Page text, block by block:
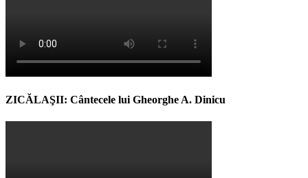
ZICĂLAŞII: Cântecele lui Gheorghe A. Dinicu